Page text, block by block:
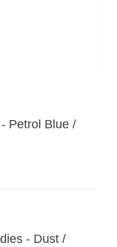
Petrol Blue /
- Dust /